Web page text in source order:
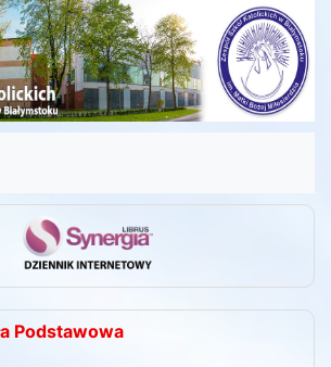
Podstawowa